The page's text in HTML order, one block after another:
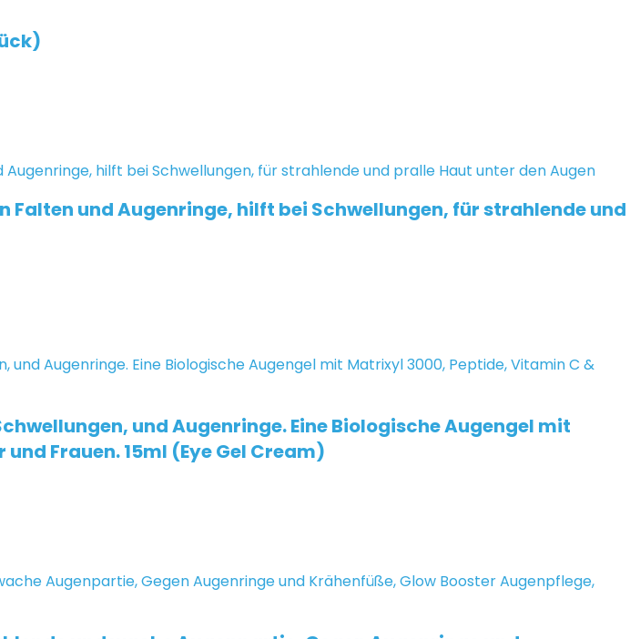
Falten und Augenringe, hilft bei Schwellungen, für strahlende und
und Augenringe. Eine Biologische Augengel mit
Frauen. 15ml (Eye Gel Cream)